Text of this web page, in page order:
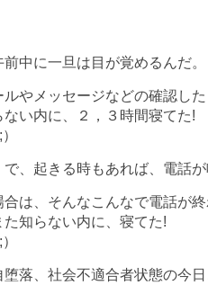
中に一旦は目が覚めるんだ。
ルやメッセージなどの確認し
い内に、２，３時間寝てた!
で、起きる時もあれば、電話
合は、そんなこんなで電話が
知らない内に、寝てた!
堕落、社会不適合者状態の今